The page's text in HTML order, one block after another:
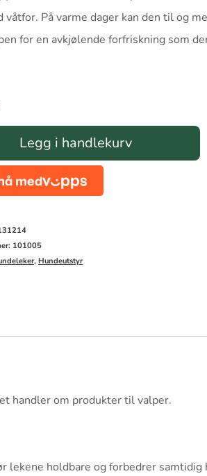
våtfor. På varme dager kan den til og
for en avkjølende forfriskning som
Legg i handlekurv
101005
,Hundeutstyr
handler om produkter til valper.
holdbare og forbedrer samtidig